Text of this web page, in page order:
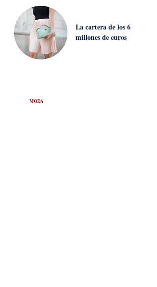
La cartera de los 6
millones de euros
MODA